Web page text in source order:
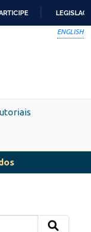
ENGLISH